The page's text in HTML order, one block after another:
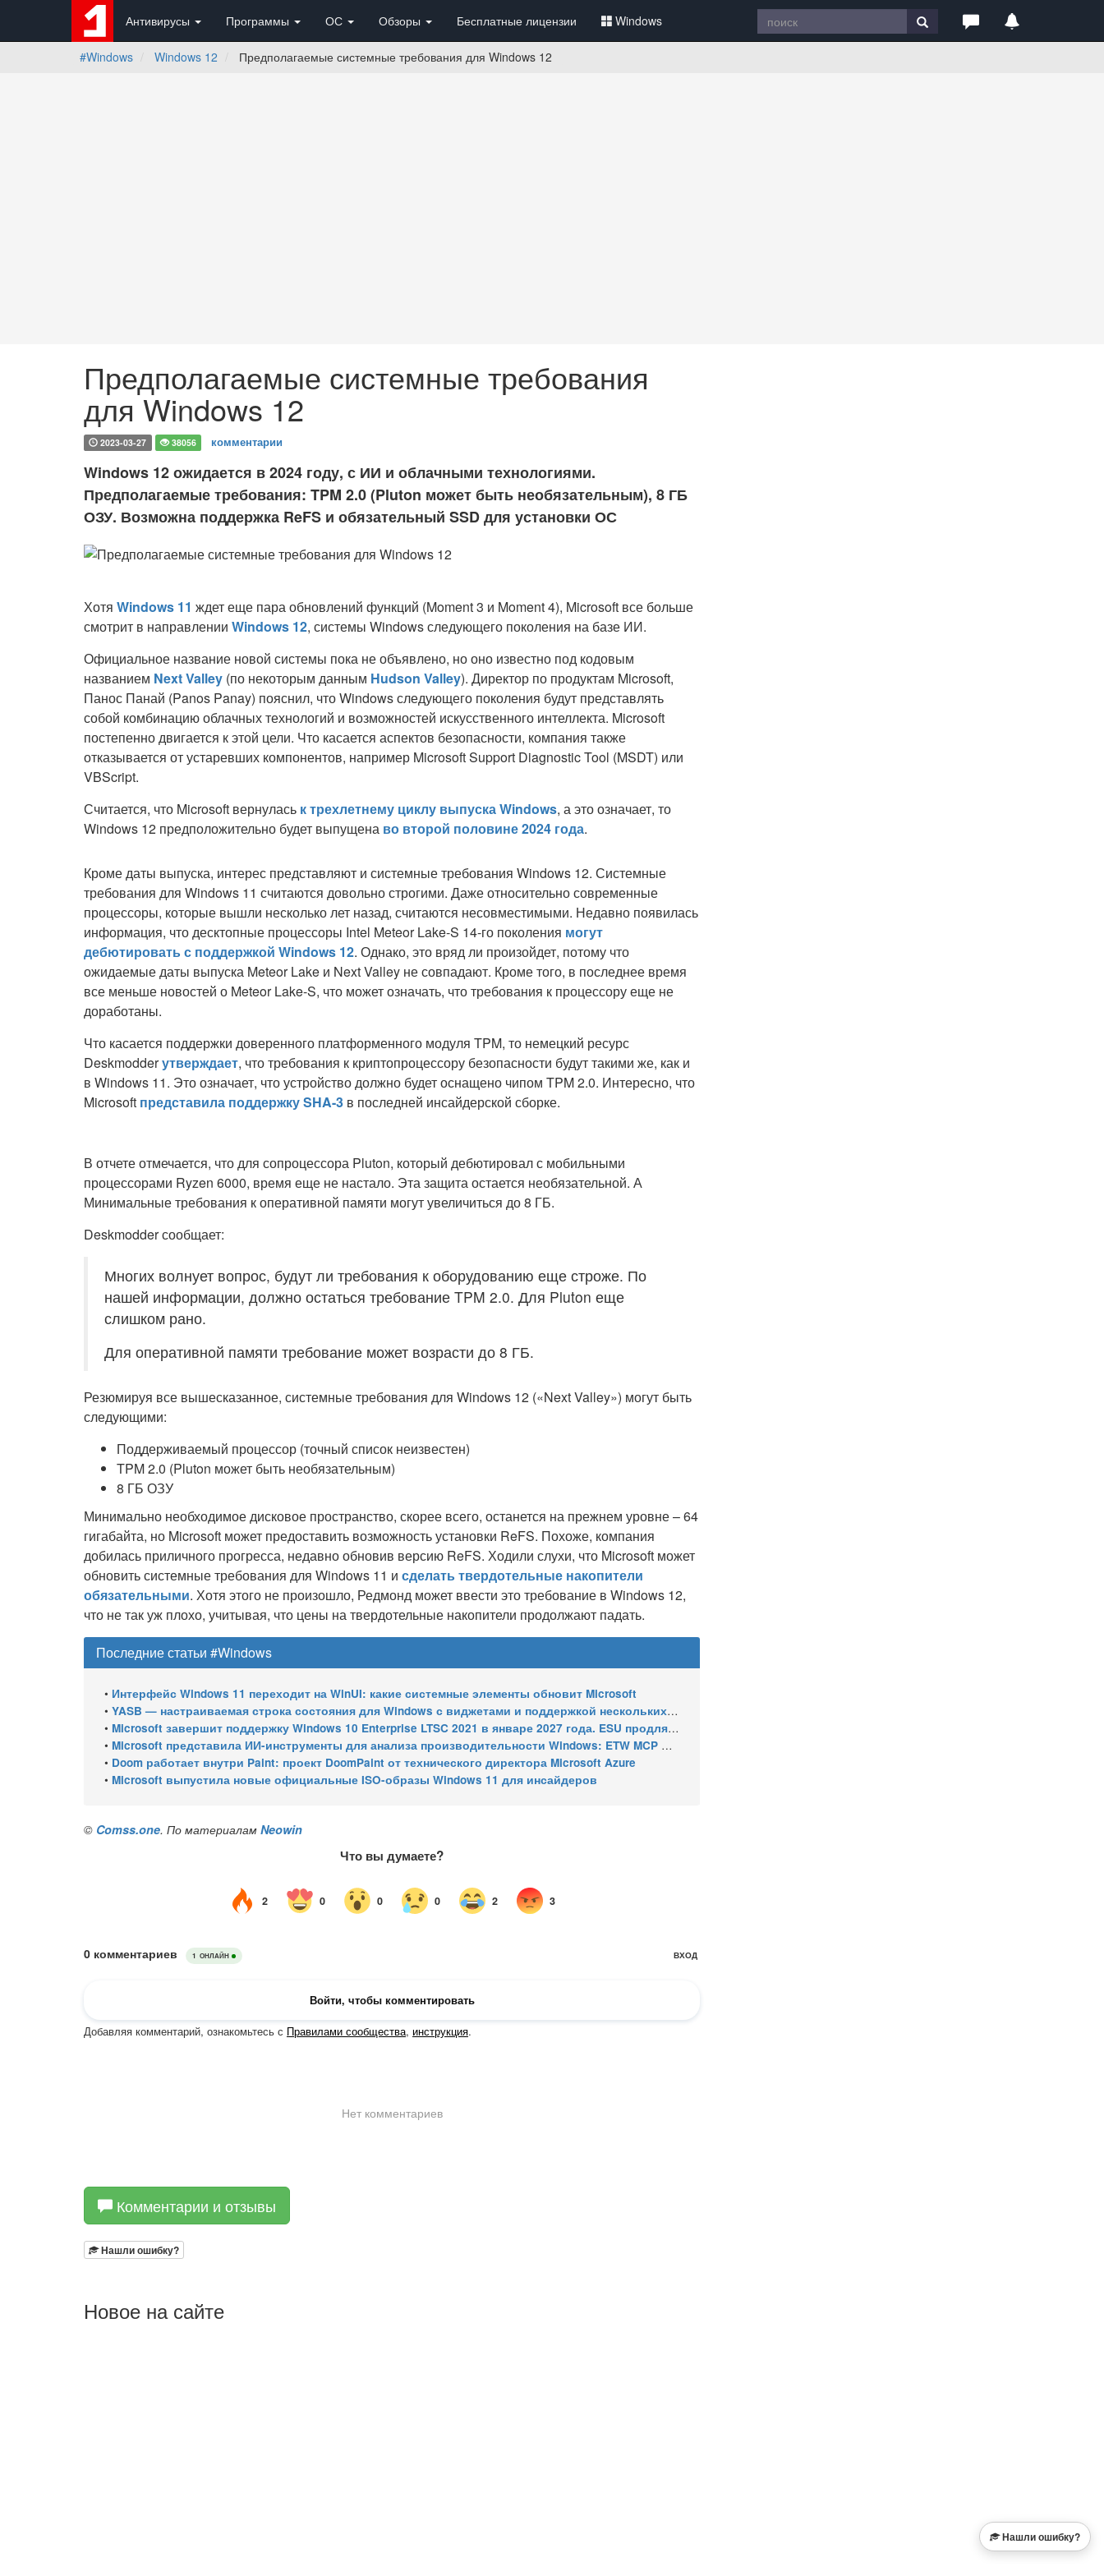
Антивирусы Программы ОС Обзоры Бесплатные лицензии Windows
#Windows Windows 12 Предполагаемые системные требования для Windows 12
Предполагаемые системные требования
для Windows 12
2023-03-27 38056 комментарии
Windows 12 ожидается в 2024 году, с ИИ и облачными технологиями.
Предполагаемые требования: TPM 2.0 (Pluton может быть необязательным), 8 ГБ
ОЗУ. Возможна поддержка ReFS и обязательный SSD для установки ОС
Хотя Windows 11 ждет еще пара обновлений функций (Moment 3 и Moment 4), Microsoft все больше
смотрит в направлении Windows 12, системы Windows следующего поколения на базе ИИ.
Официальное название новой системы пока не объявлено, но оно известно под кодовым
названием Next Valley (по некоторым данным Hudson Valley). Директор по продуктам Microsoft,
Панос Панай (Panos Panay) пояснил, что Windows следующего поколения будут представлять
собой комбинацию облачных технологий и возможностей искусственного интеллекта. Microsoft
постепенно двигается к этой цели. Что касается аспектов безопасности, компания также
отказывается от устаревших компонентов, например Microsoft Support Diagnostic Tool (MSDT) или
VBScript.
Считается, что Microsoft вернулась к трехлетнему циклу выпуска Windows, а это означает, то
Windows 12 предположительно будет выпущена во второй половине 2024 года.
Кроме даты выпуска, интерес представляют и системные требования Windows 12. Системные
требования для Windows 11 считаются довольно строгими. Даже относительно современные
процессоры, которые вышли несколько лет назад, считаются несовместимыми. Недавно появилась
информация, что десктопные процессоры Intel Meteor Lake-S 14-го поколения могут
дебютировать с поддержкой Windows 12. Однако, это вряд ли произойдет, потому что
ожидаемые даты выпуска Meteor Lake и Next Valley не совпадают. Кроме того, в последнее время
все меньше новостей о Meteor Lake-S, что может означать, что требования к процессору еще не
доработаны.
Что касается поддержки доверенного платформенного модуля TPM, то немецкий ресурс
Deskmodderутверждает, что требования к криптопроцессору безопасности будут такими же, как и
в Windows 11. Это означает, что устройство должно будет оснащено чипом TPM 2.0. Интересно, что
Microsoft представила поддержку SHA-3 в последней инсайдерской сборке.
В отчете отмечается, что для сопроцессора Pluton, который дебютировал с мобильными
процессорами Ryzen 6000, время еще не настало. Эта защита остается необязательной. А
Минимальные требования к оперативной памяти могут увеличиться до 8 ГБ.
Deskmodder сообщает:
Многих волнует вопрос, будут ли требования к оборудованию еще строже. По
нашей информации, должно остаться требование TPM 2.0. Для Pluton еще
слишком рано.
Для оперативной памяти требование может возрасти до 8 ГБ.
Резюмируя все вышесказанное, системные требования для Windows 12 («Next Valley») могут быть
следующими:
Поддерживаемый процессор (точный список неизвестен)
TPM 2.0 (Pluton может быть необязательным)
8 ГБ ОЗУ
Минимально необходимое дисковое пространство, скорее всего, останется на прежнем уровне – 64
гигабайта, но Microsoft может предоставить возможность установки ReFS. Похоже, компания
добилась приличного прогресса, недавно обновив версию ReFS. Ходили слухи, что Microsoft может
обновить системные требования для Windows 11 и сделать твердотельные накопители
обязательными. Хотя этого не произошло, Редмонд может ввести это требование в Windows 12,
что не так уж плохо, учитывая, что цены на твердотельные накопители продолжают падать.
Последние статьи #Windows
• Интерфейс Windows 11 переходит на WinUI: какие системные элементы обновит Microsoft
• YASB — настраиваемая строка состояния для Windows с виджетами и поддержкой нескольких мониторов
• Microsoft завершит поддержку Windows 10 Enterprise LTSC 2021 в январе 2027 года. ESU продлят обновления до января 2030 года
• Microsoft представила ИИ-инструменты для анализа производительности Windows: ETW MCP и WPA MCP
• Doom работает внутри Paint: проект DoomPaint от технического директора Microsoft Azure
• Microsoft выпустила новые официальные ISO-образы Windows 11 для инсайдеров
© Comss.one. По материалам Neowin
Комментарии и отзывы
Нашли ошибку?
Новое на сайте
Нашли ошибку?